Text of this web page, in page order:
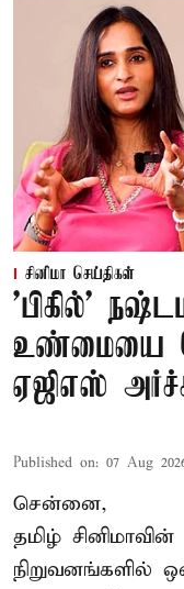
சினிமா செய்திகள்
'பிகில்'
உண்மையை
ஏஜிஎஸ்
Published on: 07 Aug
சென்னை,
தமிழ்
நிறுவனங்களில்